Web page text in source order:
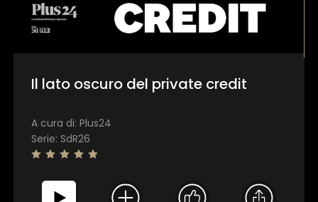
Il lato oscuro del private credit
A cura di: Plus24
Serie: SdR26